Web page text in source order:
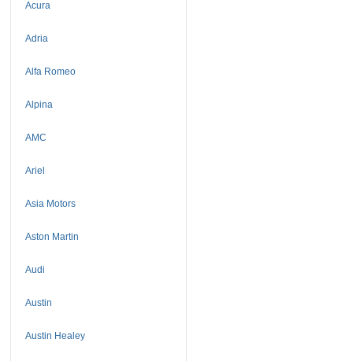
Acura
Adria
Alfa Romeo
Alpina
AMC
Ariel
Asia Motors
Aston Martin
Audi
Austin
Austin Healey